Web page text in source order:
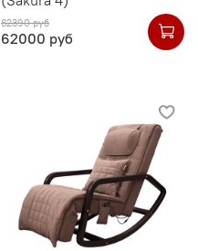
82390 руб
62000 руб